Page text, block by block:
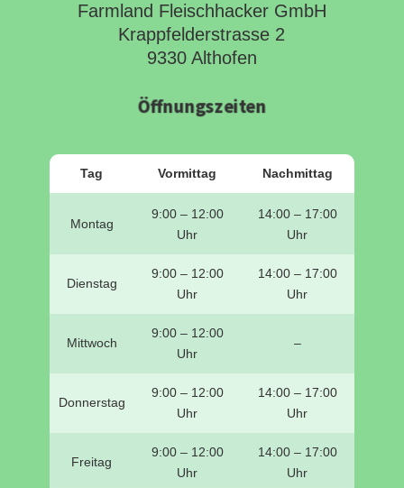
Farmland Fleischhacker GmbH
Krappfelderstrasse 2
9330 Althofen
Öffnungszeiten
Tag Vormittag Nachmittag
Montag
9:00 – 12:00
Uhr
14:00 – 17:00
Uhr
Dienstag
9:00 – 12:00
Uhr
14:00 – 17:00
Uhr
Mittwoch
9:00 – 12:00
Uhr
–
Donnerstag
9:00 – 12:00
Uhr
14:00 – 17:00
Uhr
Freitag
9:00 – 12:00
Uhr
14:00 – 17:00
Uhr